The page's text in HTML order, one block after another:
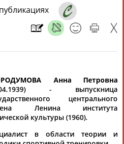
2026 года,
И СПЕЦИАЛИСТЫ
Расширенный поиск
Мария
Юлия
Анна Петровна
- выпускница
центрального
Ленина института
культуры (1960).
в области теории и